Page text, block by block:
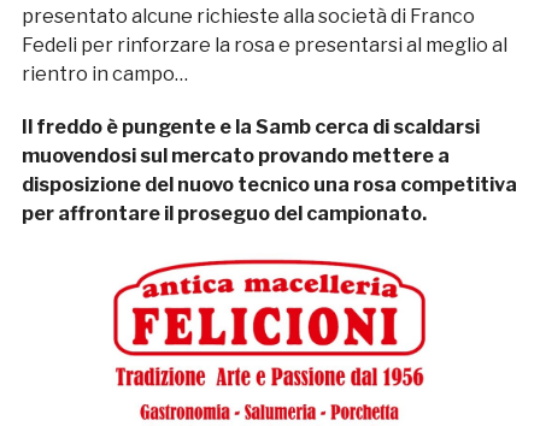
presentato alcune richieste alla società di Franco
Fedeli per rinforzare la rosa e presentarsi al meglio al
rientro in campo…
Il freddo è pungente e la Samb cerca di scaldarsi
muovendosi sul mercato provando mettere a
disposizione del nuovo tecnico una rosa competitiva
per affrontare il proseguo del campionato.